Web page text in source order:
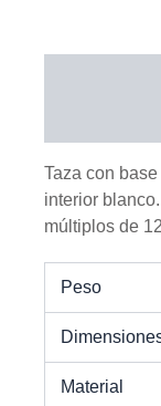
Taza con
interior
múltiplos de
Peso
Material